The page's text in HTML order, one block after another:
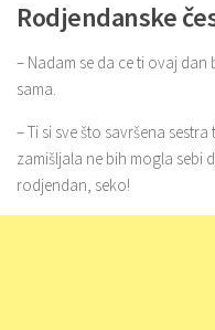
Rodjendanske
– Nadam se da ce ti ovaj
sama.
– Ti si sve što savršena
zamišljala ne bih mogla sebi
rodjendan, seko!